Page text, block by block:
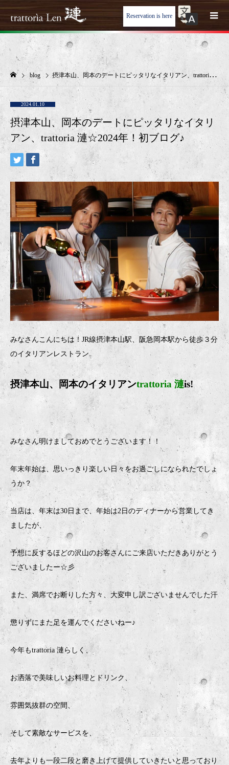
Reservation is here
blog 摂津本山、岡本のデートにピッタリなイタリアン、trattoria 漣☆2024年！初ブログ♪
2024.01.10
摂津本山、岡本のデートにピッタリなイタリ
アン、trattoria 漣☆2024年！初ブログ♪
みなさんこんにちは！JR線摂津本山駅、阪急岡本駅から徒歩３分
のイタリアンレストラン
摂津本山、岡本のイタリアンtrattoria 漣is!
みなさん明けましておめでとうございます！！
年末年始は、思いっきり楽しい日々をお過ごしになられたでしょ
うか？
当店は、年末は30日まで、年始は2日のディナーから営業してき
ましたが、
予想に反するほどの沢山のお客さんにご来店いただきありがとう
ございましたー☆彡
また、満席でお断りした方々、大変申し訳ございませんでした汗
懲りずにまた足を運んでくださいねー♪
今年もtrattoria 漣らしく、
お洒落で美味しいお料理とドリンク、
雰囲気抜群の空間、
そして素敵なサービスを、
去年よりも一段二段と磨き上げて提供していきたいと思っており